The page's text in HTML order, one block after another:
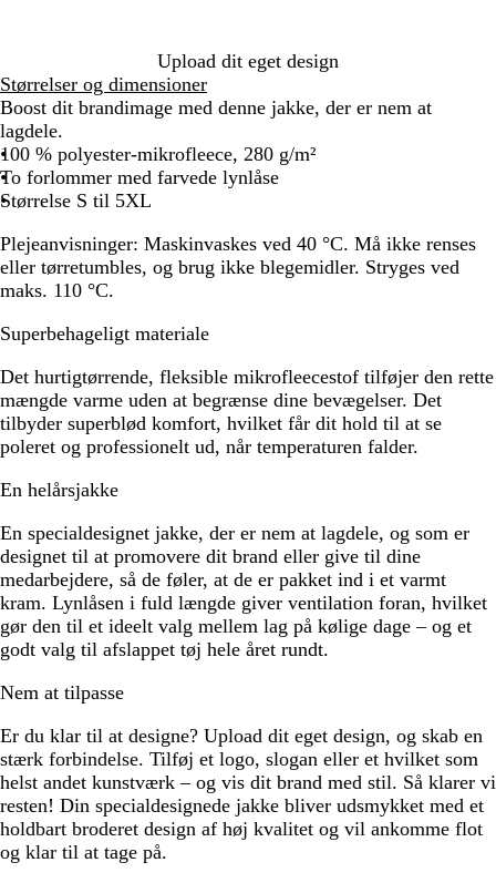
Upload dit eget design
Størrelser og dimensioner
Boost dit brandimage med denne jakke, der er nem at
lagdele.
100 % polyester-mikrofleece, 280 g/m²
To forlommer med farvede lynlåse
Størrelse S til 5XL
Plejeanvisninger: Maskinvaskes ved 40 °C. Må ikke renses
eller tørretumbles, og brug ikke blegemidler. Stryges ved
maks. 110 °C.
Superbehageligt materiale
Det hurtigtørrende, fleksible mikrofleecestof tilføjer den rette
mængde varme uden at begrænse dine bevægelser. Det
tilbyder superblød komfort, hvilket får dit hold til at se
poleret og professionelt ud, når temperaturen falder.
En helårsjakke
En specialdesignet jakke, der er nem at lagdele, og som er
designet til at promovere dit brand eller give til dine
medarbejdere, så de føler, at de er pakket ind i et varmt
kram. Lynlåsen i fuld længde giver ventilation foran, hvilket
gør den til et ideelt valg mellem lag på kølige dage – og et
godt valg til afslappet tøj hele året rundt.
Nem at tilpasse
Er du klar til at designe? Upload dit eget design, og skab en
stærk forbindelse. Tilføj et logo, slogan eller et hvilket som
helst andet kunstværk – og vis dit brand med stil. Så klarer vi
resten! Din specialdesignede jakke bliver udsmykket med et
holdbart broderet design af høj kvalitet og vil ankomme flot
og klar til at tage på.